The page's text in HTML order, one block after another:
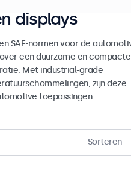
displays
SAE-normen voor de
een duurzame en compacte
Met industrial-grade
zijn deze
toepassingen.
Sorteren